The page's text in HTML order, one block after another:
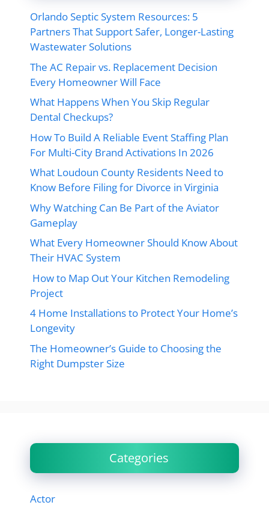
Orlando Septic System Resources: 5
Partners That Support Safer, Longer-Lasting
Wastewater Solutions
The AC Repair vs. Replacement Decision
Every Homeowner Will Face
What Happens When You Skip Regular
Dental Checkups?
How To Build A Reliable Event Staffing Plan
For Multi-City Brand Activations In 2026
What Loudoun County Residents Need to
Know Before Filing for Divorce in Virginia
Why Watching Can Be Part of the Aviator
Gameplay
What Every Homeowner Should Know About
Their HVAC System
How to Map Out Your Kitchen Remodeling
Project
4 Home Installations to Protect Your Home’s
Longevity
The Homeowner’s Guide to Choosing the
Right Dumpster Size
Categories
Actor